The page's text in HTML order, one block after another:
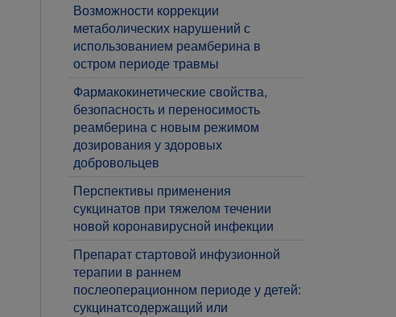
​Возможности коррекции
метаболических нарушений с
использованием реамберина в
остром периоде травмы
​Фармакокинетические свойства,
безопасность и переносимость
реамберина с новым режимом
дозирования у здоровых
добровольцев
​Перспективы применения
сукцинатов при тяжелом течении
новой коронавирусной инфекции
Препарат стартовой инфузионной
терапии в раннем
послеоперационном периоде у детей:
сукцинатсодержащий или